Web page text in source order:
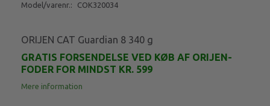
Model/varenr.: COK320034
ORIJEN CAT Guardian 8 340 g
GRATIS FORSENDELSE VED KØB AF ORIJEN-
FODER FOR MINDST KR. 599
Mere information